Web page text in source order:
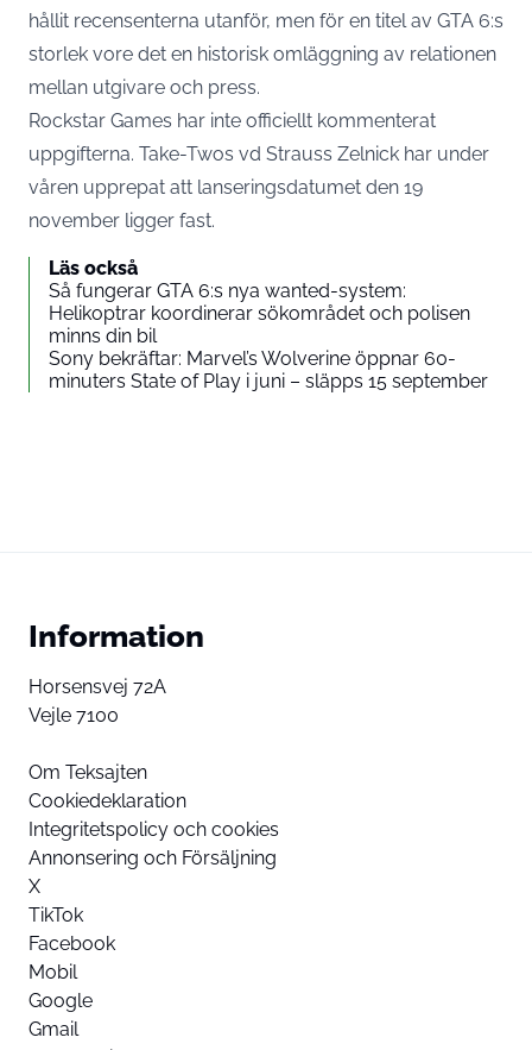
hållit recensenterna utanför, men för en titel av GTA 6:s
storlek vore det en historisk omläggning av relationen
mellan utgivare och press.
Rockstar Games har inte officiellt kommenterat
uppgifterna. Take-Twos vd Strauss Zelnick har under
våren upprepat att lanseringsdatumet den 19
november ligger fast.
Läs också
Så fungerar GTA 6:s nya wanted-system:
Helikoptrar koordinerar sökområdet och polisen
minns din bil
Sony bekräftar: Marvel’s Wolverine öppnar 60-
minuters State of Play i juni – släpps 15 september
Information
Horsensvej 72A
Vejle 7100
Om Teksajten
Cookiedeklaration
Integritetspolicy och cookies
Annonsering och Försäljning
X
TikTok
Facebook
Mobil
Google
Gmail